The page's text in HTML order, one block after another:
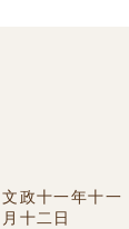
文政十一年十一
月十二日